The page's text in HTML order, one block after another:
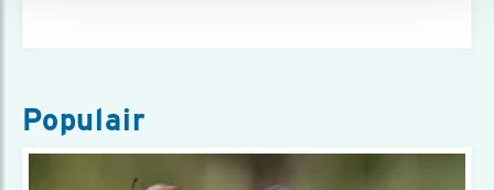
Populair